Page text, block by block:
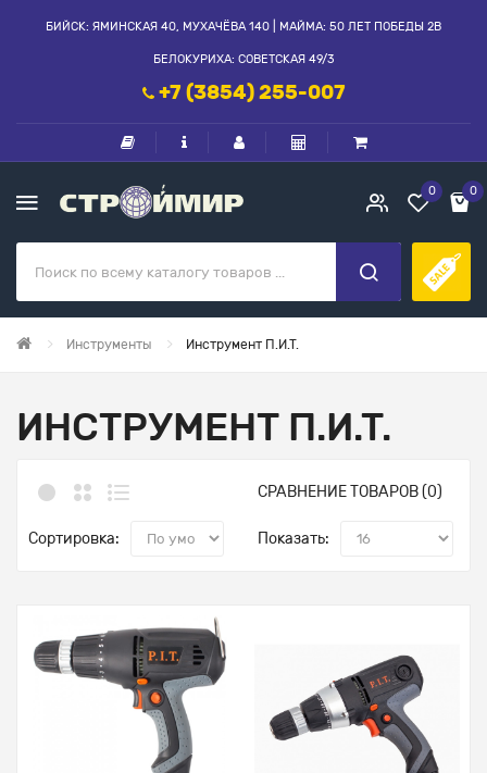
БИЙСК: ЯМИНСКАЯ 40, МУХАЧЁВА 140 | МАЙМА: 50 ЛЕТ ПОБЕДЫ 2В
БЕЛОКУРИХА: СОВЕТСКАЯ 49/3
+7 (3854) 255-007
0 0
Инструменты Инструмент П.И.Т.
ИНСТРУМЕНТ П.И.Т.
СРАВНЕНИЕ ТОВАРОВ (0)
Сортировка: Показать: